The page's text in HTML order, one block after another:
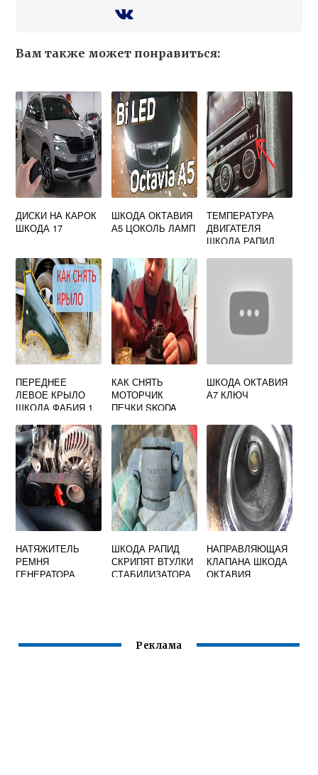
Вам также может понравиться:
ДИСКИ НА КАРОК
ШКОДА 17
ШКОДА ОКТАВИЯ
А5 ЦОКОЛЬ ЛАМП
ТЕМПЕРАТУРА
ДВИГАТЕЛЯ
ШКОДА РАПИД
ПЕРЕДНЕЕ
ЛЕВОЕ КРЫЛО
ШКОДА ФАБИЯ 1
КАК СНЯТЬ
МОТОРЧИК
ПЕЧКИ SKODA
ШКОДА ОКТАВИЯ
А7 КЛЮЧ
НАТЯЖИТЕЛЬ
РЕМНЯ
ГЕНЕРАТОРА
ШКОДА РАПИД
СКРИПЯТ ВТУЛКИ
СТАБИЛИЗАТОРА
НАПРАВЛЯЮЩАЯ
КЛАПАНА ШКОДА
ОКТАВИЯ
Реклама